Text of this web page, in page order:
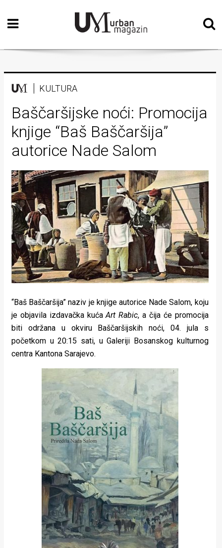
Početna
Vizualne
Teatar
Književnost
Muzika
Film
Intervju
Kolumne
Kultura
Lifestyle
Beauty
Fashion
Za
stolom
Život
Aktuelnosti
KULTURA
Baščaršijske noći: Promocija
knjige “Baš Baščaršija”
autorice Nade Salom
“Baš Baščaršija” naziv je knjige autorice Nade Salom, koju
je objavila izdavačka kućaArt Rabic, a čija će promocija
biti održana u okviru Baščaršijskih noći, 04. jula s
početkom u 20:15 sati, u Galeriji Bosanskog kulturnog
centra Kantona Sarajevo.